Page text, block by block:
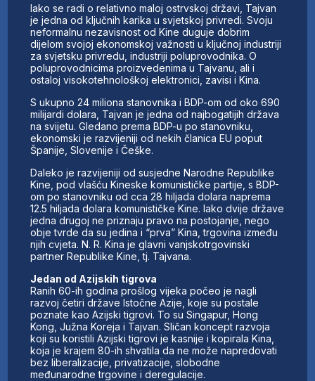
Iako se radi o relativno maloj ostrvskoj državi, Tajvan
je jedna od ključnih karika u svjetskoj privredi. Svoju
neformalnu nezavisnost od Kine duguje dobrim
dijelom svojoj ekonomskoj važnosti u ključnoj industriji
za svjetsku privredu, industriji poluprovodnika. O
poluprovodnicima proizvedenima u Tajvanu, ali i
ostaloj visokotehnološkoj elektronici, zavisi i Kina.
S ukupno 24 miliona stanovnika i BDP-om od oko 690
milijardi dolara, Tajvan je jedna od najbogatijih država
na svijetu. Gledano prema BDP-u po stanovniku,
ekonomski je razvijeniji od nekih članica EU poput
Španije, Slovenije i Češke.
Daleko je razvijeniji od susjedne Narodne Republike
Kine, pod vlašću Kineske komunističke partije, s BDP-
om po stanovniku od cca 28 hiljada dolara naprema
12.5 hiljada dolara komunističke Kine. Iako dvije države
jedna drugoj ne priznaju pravo na postojanje, nego
obje tvrde da su jedina i “prva” Kina, trgovina između
njih cvjeta. N. R. Kina je glavni vanjskotrgovinski
partner Republike Kine, tj. Tajvana.
Jedan od Azijskih tigrova
Ranih 60-ih godina prošlog vijeka počeo je nagli
razvoj četiri države Istočne Azije, koje su postale
poznate kao Azijski tigrovi. To su Singapur, Hong
Kong, Južna Koreja i Tajvan. Sličan koncept razvoja
koji su koristili Azijski tigrovi je kasnije i kopirala Kina,
koja je krajem 80-ih shvatila da ne može napredovati
bez liberalizacije, privatizacije, slobodne
međunarodne trgovine i deregulacije.